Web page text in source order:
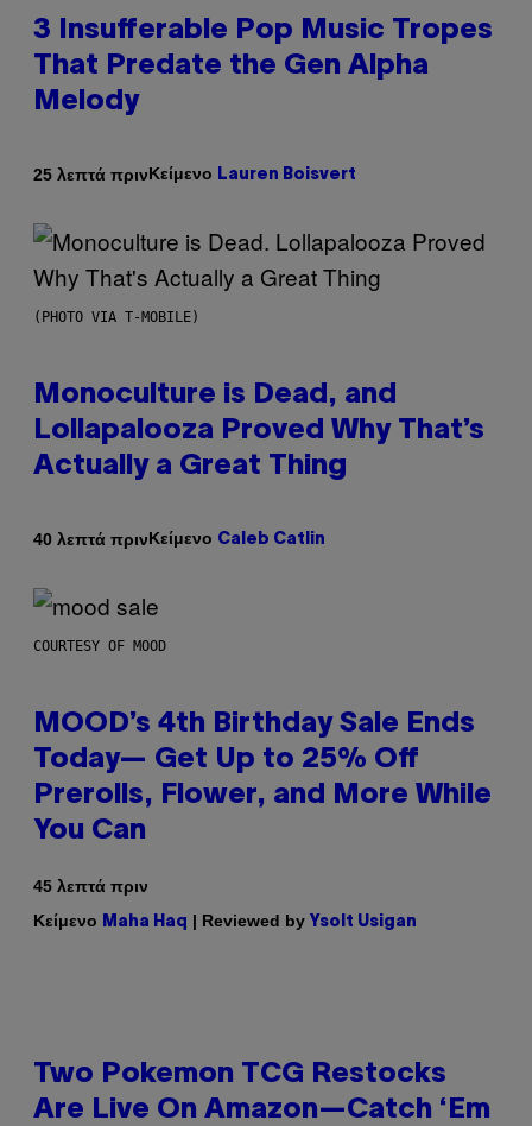
3 Insufferable Pop Music Tropes
That Predate the Gen Alpha
Melody
25 λεπτά πρινΚείμενο Lauren Boisvert
(PHOTO VIA T-MOBILE)
Monoculture is Dead, and
Lollapalooza Proved Why That’s
Actually a Great Thing
40 λεπτά πρινΚείμενο Caleb Catlin
COURTESY OF MOOD
MOOD’s 4th Birthday Sale Ends
Today— Get Up to 25% Off
Prerolls, Flower, and More While
You Can
45 λεπτά πριν
Κείμενο
Maha Haq | Reviewed by Ysolt Usigan
Two Pokemon TCG Restocks
Are Live On Amazon—Catch ‘Em